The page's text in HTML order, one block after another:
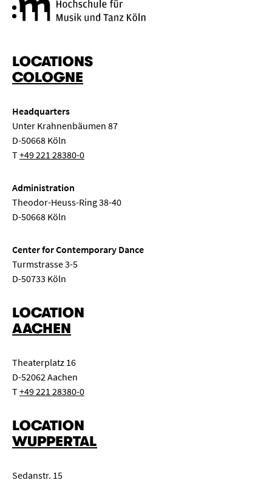
LOCATIONS
COLOGNE
Headquarters
Unter Krahnenbäumen 87
D-50668 Köln
T+49 221 28380-0
Administration
Theodor-Heuss-Ring 38-40
D-50668 Köln
Center for Contemporary Dance
Turmstrasse 3-5
D-50733 Köln
LOCATION
AACHEN
Theaterplatz 16
D-52062 Aachen
T+49 221 28380-0
LOCATION
WUPPERTAL
Sedanstr. 15